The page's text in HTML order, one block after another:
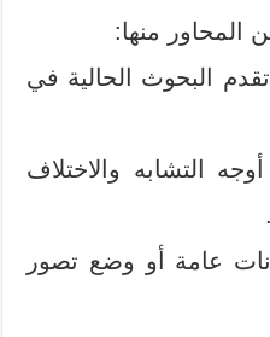
المحاور منها:
الحالية في
والاختلاف
أو وضع تصور